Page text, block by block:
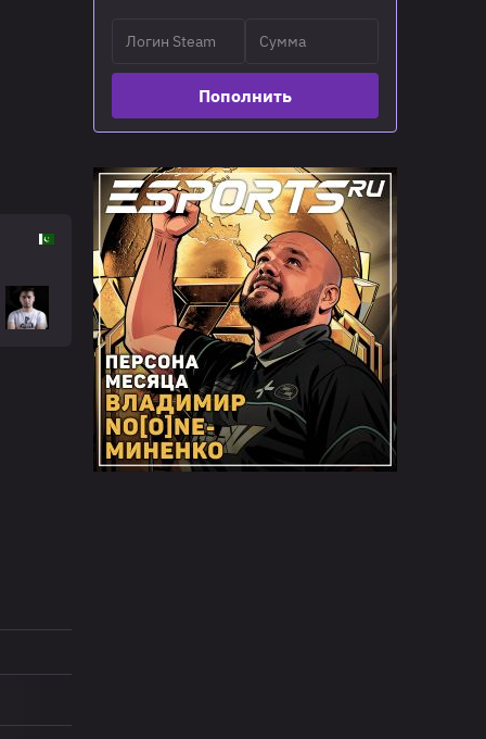
Пополнить